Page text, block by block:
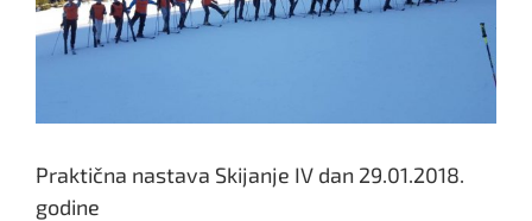
Praktična nastava Skijanje IV dan 29.01.2018.
godine